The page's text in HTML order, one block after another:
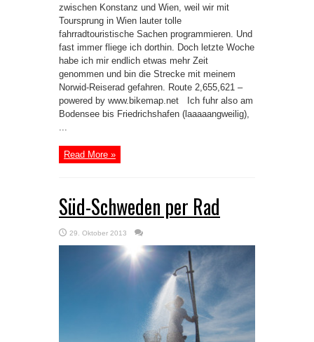
zwischen Konstanz und Wien, weil wir mit
Toursprung in Wien lauter tolle
fahrradtouristische Sachen programmieren. Und
fast immer fliege ich dorthin. Doch letzte Woche
habe ich mir endlich etwas mehr Zeit
genommen und bin die Strecke mit meinem
Norwid-Reiserad gefahren. Route 2,655,621 –
powered by www.bikemap.net Ich fuhr also am
Bodensee bis Friedrichshafen (laaaaangweilig),
Read More »
Süd-Schweden per Rad
29. Oktober 2013